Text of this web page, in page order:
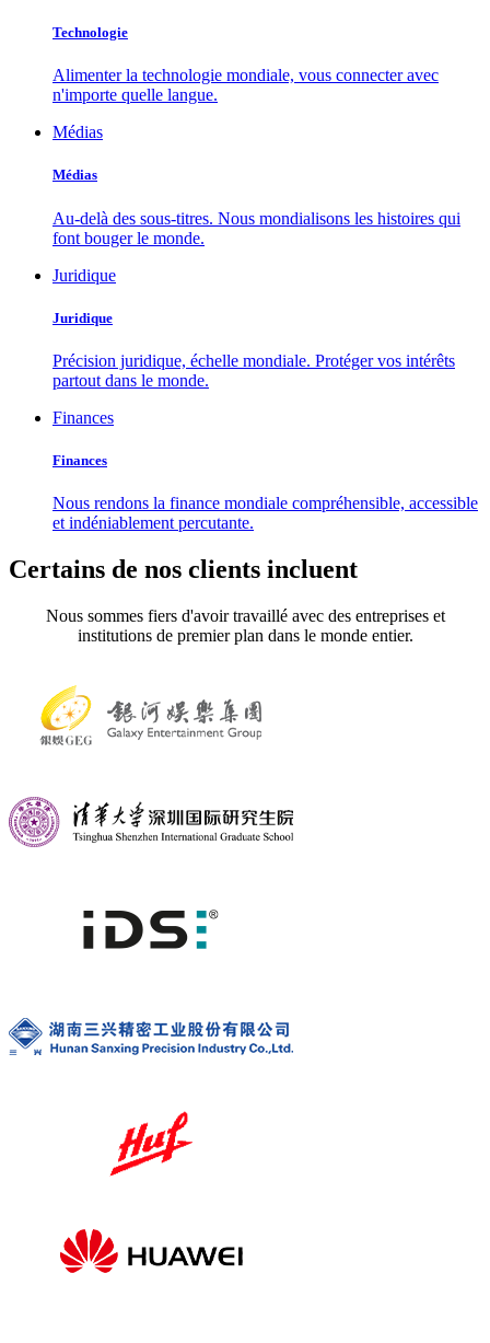
Technologie
Alimenter la technologie mondiale, vous connecter avec
n'importe quelle langue.
Médias
Médias
Au-delà des sous-titres. Nous mondialisons les histoires qui
font bouger le monde.
Juridique
Juridique
Précision juridique, échelle mondiale. Protéger vos intérêts
partout dans le monde.
Finances
Finances
Nous rendons la finance mondiale compréhensible, accessible
et indéniablement percutante.
Certains de nos clients incluent
Nous sommes fiers d'avoir travaillé avec des entreprises et
institutions de premier plan dans le monde entier.